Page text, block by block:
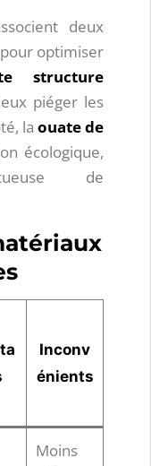
deux
optimiser
structure
piéger les
la ouate de
écologique,
de
Inconv
énients
Moins